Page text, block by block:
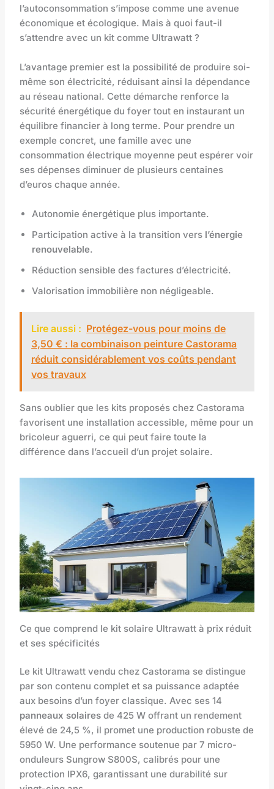
l’autoconsommation s’impose comme une avenue
économique et écologique. Mais à quoi faut-il
s’attendre avec un kit comme Ultrawatt ?
L’avantage premier est la possibilité de produire soi-
même son électricité, réduisant ainsi la dépendance
au réseau national. Cette démarche renforce la
sécurité énergétique du foyer tout en instaurant un
équilibre financier à long terme. Pour prendre un
exemple concret, une famille avec une
consommation électrique moyenne peut espérer voir
ses dépenses diminuer de plusieurs centaines
d’euros chaque année.
Autonomie énergétique plus importante.
Participation active à la transition vers l’énergie
renouvelable.
Réduction sensible des factures d’électricité.
Valorisation immobilière non négligeable.
Lire aussi : Protégez-vous pour moins de
3,50 € : la combinaison peinture Castorama
réduit considérablement vos coûts pendant
vos travaux
Sans oublier que les kits proposés chez Castorama
favorisent une installation accessible, même pour un
bricoleur aguerri, ce qui peut faire toute la
différence dans l’accueil d’un projet solaire.
Ce que comprend le kit solaire Ultrawatt à prix réduit
et ses spécificités
Le kit Ultrawatt vendu chez Castorama se distingue
par son contenu complet et sa puissance adaptée
aux besoins d’un foyer classique. Avec ses 14
panneaux solaires de 425 W offrant un rendement
élevé de 24,5 %, il promet une production robuste de
5950 W. Une performance soutenue par 7 micro-
onduleurs Sungrow S800S, calibrés pour une
protection IPX6, garantissant une durabilité sur